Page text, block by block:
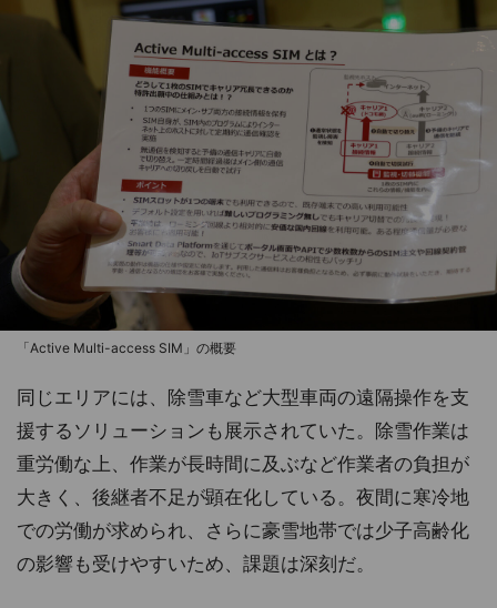
「Active Multi-access SIM」の概要
同じエリアには、除雪車など大型車両の遠隔操作を支
援するソリューションも展示されていた。除雪作業は
重労働な上、作業が長時間に及ぶなど作業者の負担が
大きく、後継者不足が顕在化している。夜間に寒冷地
での労働が求められ、さらに豪雪地帯では少子高齢化
の影響も受けやすいため、課題は深刻だ。